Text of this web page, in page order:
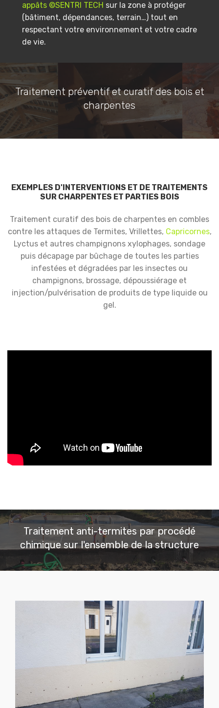
appâts ©SENTRI TECH sur la zone à protéger
(bâtiment, dépendances, terrain…) tout en
respectant votre environnement et votre cadre
de vie.
Traitement préventif et curatif des bois et
charpentes
EXEMPLES D'INTERVENTIONS ET DE TRAITEMENTS
SUR CHARPENTES ET PARTIES BOIS
Traitement curatif des bois de charpentes en combles
contre les attaques de Termites, Vrillettes, Capricornes,
Lyctus et autres champignons xylophages, sondage
puis décapage par bûchage de toutes les parties
infestées et dégradées par les insectes ou
champignons, brossage, dépoussiérage et
injection/pulvérisation de produits de type liquide ou
gel.
Traitement anti-termites par procédé
chimique sur l'ensemble de la structure